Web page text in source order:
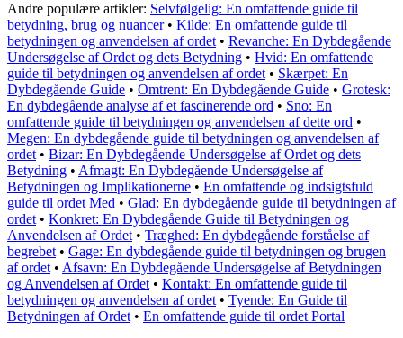
Andre populære artikler: Selvfølgelig: En omfattende guide til
betydning, brug og nuancer• Kilde: En omfattende guide til
betydningen og anvendelsen af ordet • Revanche: En Dybdegående
Undersøgelse af Ordet og dets Betydning • Hvid: En omfattende
guide til betydningen og anvendelsen af ordet • Skærpet: En
Dybdegående Guide • Omtrent: En Dybdegående Guide • Grotesk:
En dybdegående analyse af et fascinerende ord • Sno: En
omfattende guide til betydningen og anvendelsen af dette ord •
Megen: En dybdegående guide til betydningen og anvendelsen af
ordet • Bizar: En Dybdegående Undersøgelse af Ordet og dets
Betydning • Afmagt: En Dybdegående Undersøgelse af
Betydningen og Implikationerne • En omfattende og indsigtsfuld
guide til ordet Med • Glad: En dybdegående guide til betydningen af
ordet • Konkret: En Dybdegående Guide til Betydningen og
Anvendelsen af Ordet • Træghed: En dybdegående forståelse af
begrebet • Gage: En dybdegående guide til betydningen og brugen
af ordet • Afsavn: En Dybdegående Undersøgelse af Betydningen
og Anvendelsen af Ordet • Kontakt: En omfattende guide til
betydningen og anvendelsen af ordet • Tyende: En Guide til
Betydningen af Ordet • En omfattende guide til ordet Portal